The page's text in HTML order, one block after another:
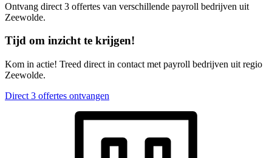
Ontvang direct 3 offertes van verschillende payroll bedrijven uit
Zeewolde.
Tijd om inzicht te krijgen!
Kom in actie! Treed direct in contact met payroll bedrijven uit regio
Zeewolde.
Direct 3 offertes ontvangen